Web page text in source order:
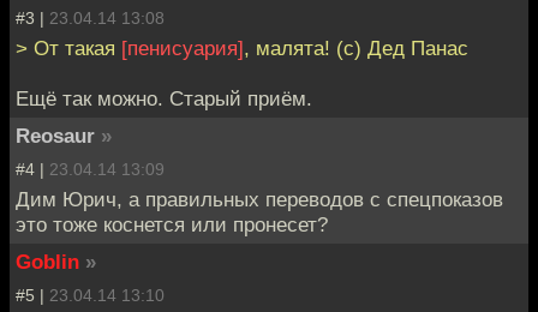
#3 | 23.04.14 13:08
> От такая [пенисуария], малята! (с) Дед Панас
Ещё так можно. Старый приём.
Reosaur »
#4 | 23.04.14 13:09
Дим Юрич, а правильных переводов с спецпоказов
это тоже коснется или пронесет?
Goblin »
#5 | 23.04.14 13:10